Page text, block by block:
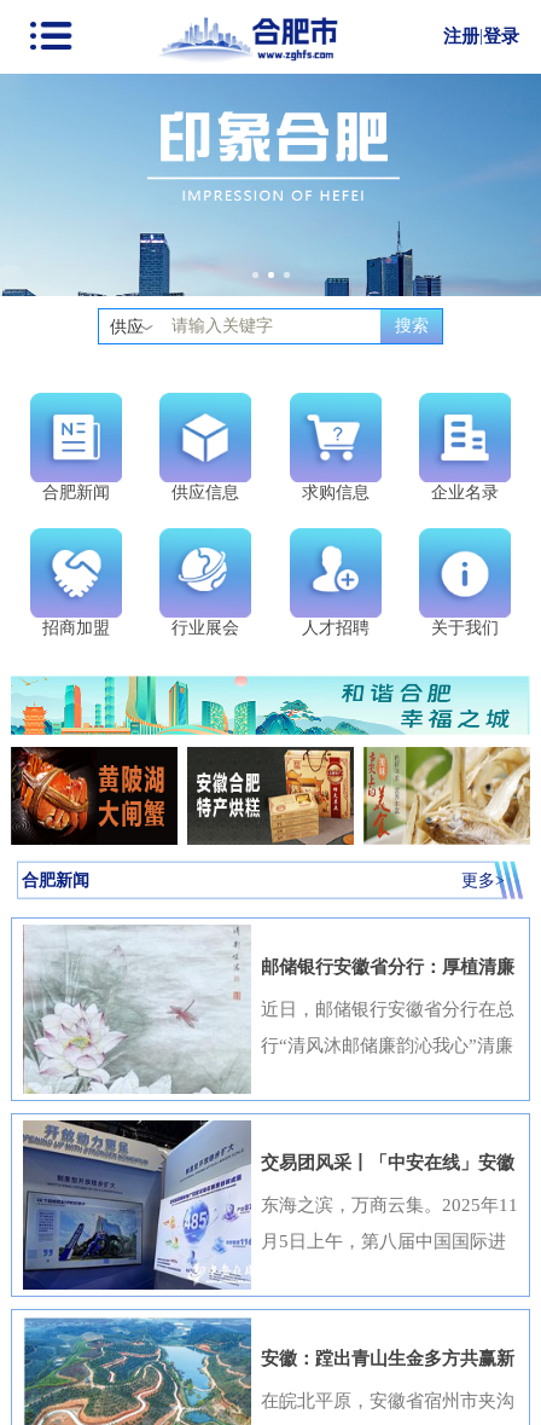
注册 |登录
供应 搜索
合肥新闻 供应信息 求购信息 企业名录
招商加盟 行业展会 人才招聘 关于我们
合肥新闻 更多>
邮储银行安徽省分行：厚植清廉
金融文化筑牢高质量发展根基
近日，邮储银行安徽省分行在总
行“清风沐邮储廉韵沁我心”清廉
出，选送的四部作品全部获奖，
获奖数量位居全国首位，并荣
来，邮储银行安徽省分行高度重
应、热情参与。95名员工利用业
余时间潜心创作，共提交89件作
交易团风采丨「中安在线」安徽
元素闪耀进博会
东海之滨，万商云集。2025年11
月5日上午，第八届中国国际进
在上海开幕，安徽交易团携科技
创新成果与厚重文化底蕴再度亮
安徽：蹚出青山生金多方共赢新
路径
在皖北平原，安徽省宿州市夹沟